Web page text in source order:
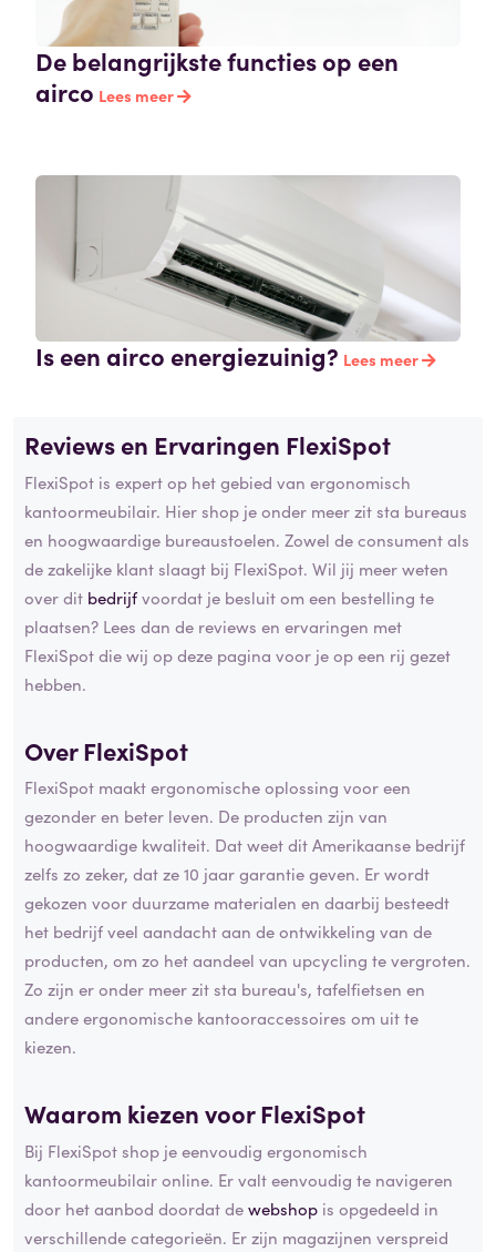
De belangrijkste functies op een
airco Lees meer
Is een airco energiezuinig? Lees meer
Reviews en Ervaringen FlexiSpot
FlexiSpot is expert op het gebied van ergonomisch
kantoormeubilair. Hier shop je onder meer zit sta bureaus
en hoogwaardige bureaustoelen. Zowel de consument als
de zakelijke klant slaagt bij FlexiSpot. Wil jij meer weten
over dit bedrijfvoordat je besluit om een bestelling te
plaatsen? Lees dan de reviews en ervaringen met
FlexiSpot die wij op deze pagina voor je op een rij gezet
hebben.
Over FlexiSpot
FlexiSpot maakt ergonomische oplossing voor een
gezonder en beter leven. De producten zijn van
hoogwaardige kwaliteit. Dat weet dit Amerikaanse bedrijf
zelfs zo zeker, dat ze 10 jaar garantie geven. Er wordt
gekozen voor duurzame materialen en daarbij besteedt
het bedrijf veel aandacht aan de ontwikkeling van de
producten, om zo het aandeel van upcycling te vergroten.
Zo zijn er onder meer zit sta bureau's, tafelfietsen en
andere ergonomische kantooraccessoires om uit te
kiezen.
Waarom kiezen voor FlexiSpot
Bij FlexiSpot shop je eenvoudig ergonomisch
kantoormeubilair online. Er valt eenvoudig te navigeren
door het aanbod doordat dewebshop is opgedeeld in
verschillende categorieën. Er zijn magazijnen verspreid